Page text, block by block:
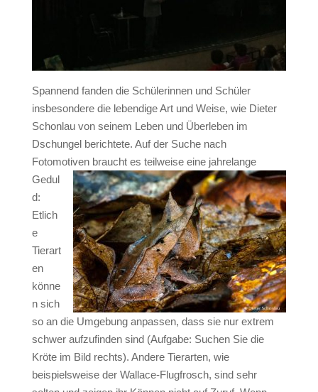
Spannend fanden die Schülerinnen und Schüler
insbesondere die lebendige Art und Weise, wie Dieter
Schonlau von seinem Leben und Überleben im
Dschungel berichtete. Auf der Suche nach
Fotomotivenbraucht es teilweise eine jahrelange
Gedul
d:
Etlich
e
Tierart
en
könne
n sich
so an die Umgebung anpassen, dass sie nur extrem
schwer aufzufinden sind (Aufgabe: Suchen Sie die
Kröte im Bild rechts). Andere Tierarten, wie
beispielsweise der Wallace-Flugfrosch, sind sehr